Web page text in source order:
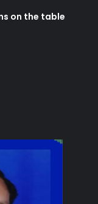
on the table